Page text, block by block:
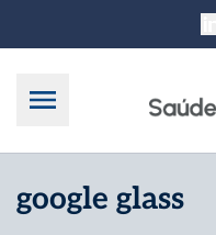
google glass